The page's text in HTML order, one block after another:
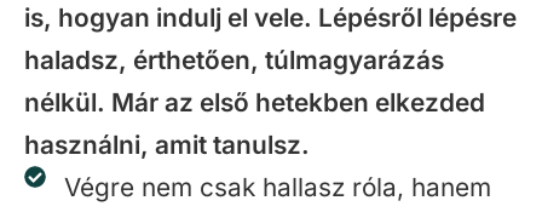
is, hogyan indulj el vele. Lépésről lépésre
haladsz, érthetően, túlmagyarázás
nélkül. Már az első hetekben elkezded
használni, amit tanulsz.
Végre nem csak hallasz róla, hanem